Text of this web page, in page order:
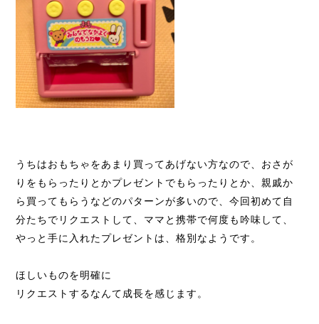
うちはおもちゃをあまり買ってあげない方なので、おさが
りをもらったりとかプレゼントでもらったりとか、親戚か
ら買ってもらうなどのパターンが多いので、今回初めて自
分たちでリクエストして、ママと携帯で何度も吟味して、
やっと手に入れたプレゼントは、格別なようです。
ほしいものを明確に
リクエストするなんて成長を感じます。